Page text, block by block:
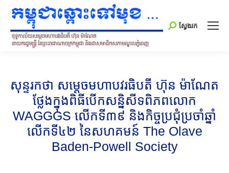
Search:
ស្វែងរក
សុន្ទរកថា សម្តេចមហាបវរធិបតី ហ៊ុន ម៉ាណែត
ថ្លែងក្នុងពិធីបើកសន្និសីទពិភពលោក
WAGGGS លើកទី៣៩ និងកិច្ចប្រជុំប្រចាំឆ្នាំ
លើកទី៤២ នៃសហគមន៍ The Olave
Baden-Powell Society